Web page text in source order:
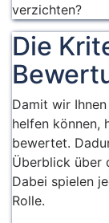
verzichten?
Die
Damit wir
helfen können,
bewertet.
Überblick über
Dabei spielen
Rolle.